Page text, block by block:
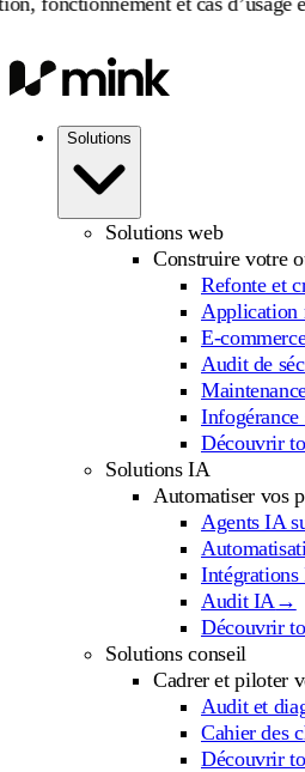
Solutions
Solutions web
Construire votre
Refonte et
Application
E-
Audit de
Infogérance
Découvrir
Solutions IA
Automatiser vos
Agents IA
Audit IA→
Découvrir
Solutions conseil
Cadrer et piloter
Audit et
Cahier des
Découvrir